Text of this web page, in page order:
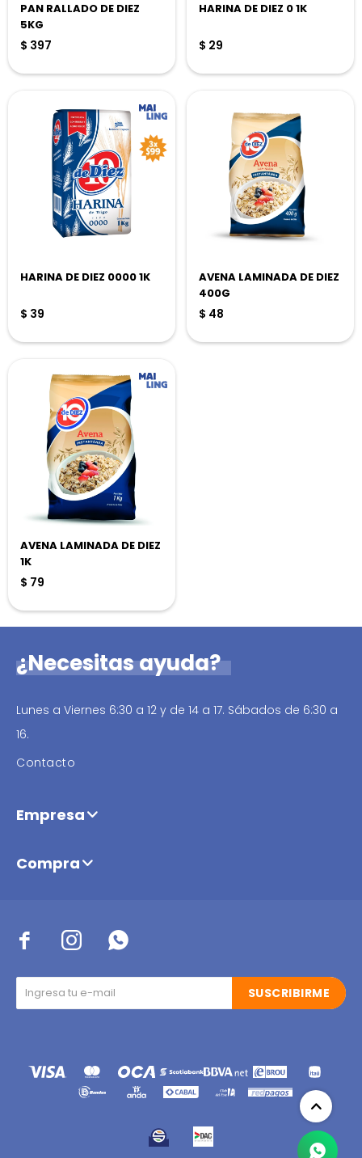
PAN RALLADO DE DIEZ
5KG
$ 397
HARINA DE DIEZ 0 1K
$ 29
HARINA DE DIEZ 0000 1K
$ 39
AVENA LAMINADA DE DIEZ
400G
$ 48
AVENA LAMINADA DE DIEZ
1K
$ 79
  
SUSCRIBIRME
¿Necesitas ayuda?
Lunes a Viernes 6:30 a 12 y de 14 a 17. Sábados de 6:30 a
16.
Contacto
Empresa
Compra